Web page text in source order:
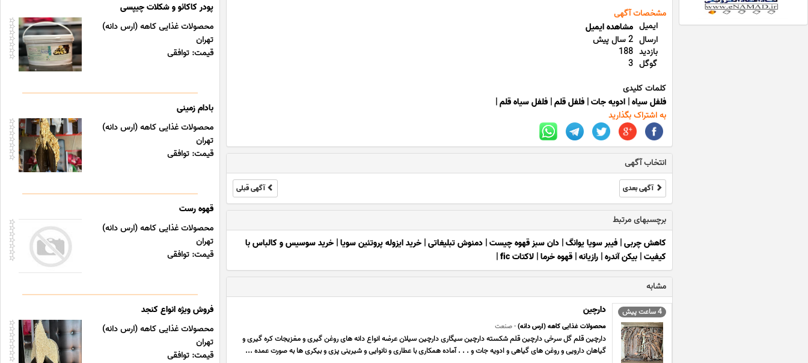
مشخصات آگهی
ایمیل مشاهده ایمیل
ارسال 2 سال پیش
بازدید 188
گوگل 3
کلمات کلیدی
فلفل سیاه|ادویه جات|فلفل قلم|فلفل سیاه قلم|
به اشتراک بگذارید
انتخاب آگهی
آگهی بعدی آگهی قبلی
برچسبهای مرتبط
کاهش چربی|فیبر سویا یوانگ|دان سبز قهوه چیست|دمنوش تبلیغاتی|خرید ایزوله پروتئین سویا|خرید سوسیس و کالباس با
کیفیت|بیکن آندره|رازیانه|قهوه خرما|لاکتات fic |
مشابه
4 ساعت پیش دارچین
محصولات غذایی کاهه (ارس دانه)- صنعت
دارچین قلم گل سرخی دارچین قلم شکسته دارچین سیگاری دارچین سیلان عرضه انواع دانه های روغن گیری و مغزیجات کره گیری و
گیاهان دارویی و روغن های گیاهی و ادویه جات و . . . آماده همکاری با عطاری و نانوایی و شیرینی پزی و بیکری ها به صورت عمده ...
پودر کاکائو و شکلات چیپسی
محصولات غذایی کاهه (ارس دانه)
تهران
قیمت: توافقی
بادام زمینی
محصولات غذایی کاهه (ارس دانه)
تهران
قیمت: توافقی
قهوه رست
محصولات غذایی کاهه (ارس دانه)
تهران
قیمت: توافقی
فروش ویژه انواع کنجد
محصولات غذایی کاهه (ارس دانه)
تهران
قیمت: توافقی